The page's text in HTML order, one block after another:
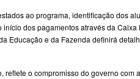
ao programa, identificação dos
dos pagamentos através da
Educação e da Fazenda definirá
reflete o compromisso do governo com